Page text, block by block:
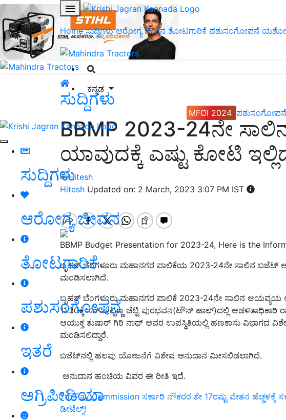
Home ಸುದ್ದಿಗಳು ಆರೋಗ್ಯ ಜೀವನ ತೋಟಗಾರಿಕೆ ಪಶುಸಂಗೋಪನೆ
ಕನ್ನಡ
MFOI 2024 ಪಶುಸಂಗೋಪನೆ
ಸುದ್ದಿಗಳು
ಆರೋಗ್ಯ ಜೀವನ
ತೋಟಗಾರಿಕೆ
ಪಶುಸಂಗೋಪನೆ
ಇತರೆ
ಅಗ್ರಿಪೀಡಿಯಾ
ಸುದ್ದಿಗಳು
BBMP 2023-24ನೇ
ಯಾವುದಕ್ಕೆ ಎಷ್ಟು ಕೋಟಿ
Hitesh Updated on: 2 March, 2023 3:07 PM IST
BBMP Budget Presentation for 2023-24, Here is the
ಬೃಹತ್‌ ಬೆಂಗಳೂರು ಮಹಾನಗರ ಪಾಲಿಕೆಯ 2023-24ನೇ ಸಾಲಿನ ಬಜೆಟ್‌
ಮಂಡಿಸಲಾಗಿದೆ.
ಬೃಹತ್ ಬೆಂಗಳೂರು ಮಹಾನಗರ ಪಾಲಿಕೆ 2023-24ನೇ ಸಾಲಿನ ಆಯವ್ಯಯ
11.30ಕ್ಕೆ ಸರ್.ಪುಟ್ಟಣ್ಣ ಚೆಟ್ಟಿ ಪುರಭವನ(ಟೌನ್ ಹಾಲ್)ದಲ್ಲಿ ಆಡಳಿತಾಧಿಕಾರಿ
ಆಯುಕ್ತ ತುಷಾರ್ ಗಿರಿ ನಾಥ್ ಅವರ ಉಪಸ್ಥಿತಿಯಲ್ಲಿ ಹಣಕಾಸು ವಿಭಾಗದ
ಮಂಡಿಸಲಿದ್ದಾರೆ.
ಬಜೆಟ್‌ನಲ್ಲಿ ಹಲವು ಯೋಜನೆಗೆ ವಿಶೇಷ ಅನುದಾನ ಮೀಸಲಿಡಲಾಗಿದೆ.
ಅನುದಾನ ಹಂಚಿಯ ವಿವರ ಈ ರೀತಿ ಇದೆ.
7th Pay Commission ಸರ್ಕಾರಿ ನೌಕರರ ಶೇ 17ರಷ್ಟು ವೇತನ ಹೆಚ್ಚಳಕ್ಕೆ
ಡೀಟೆಲ್ಸ್‌!